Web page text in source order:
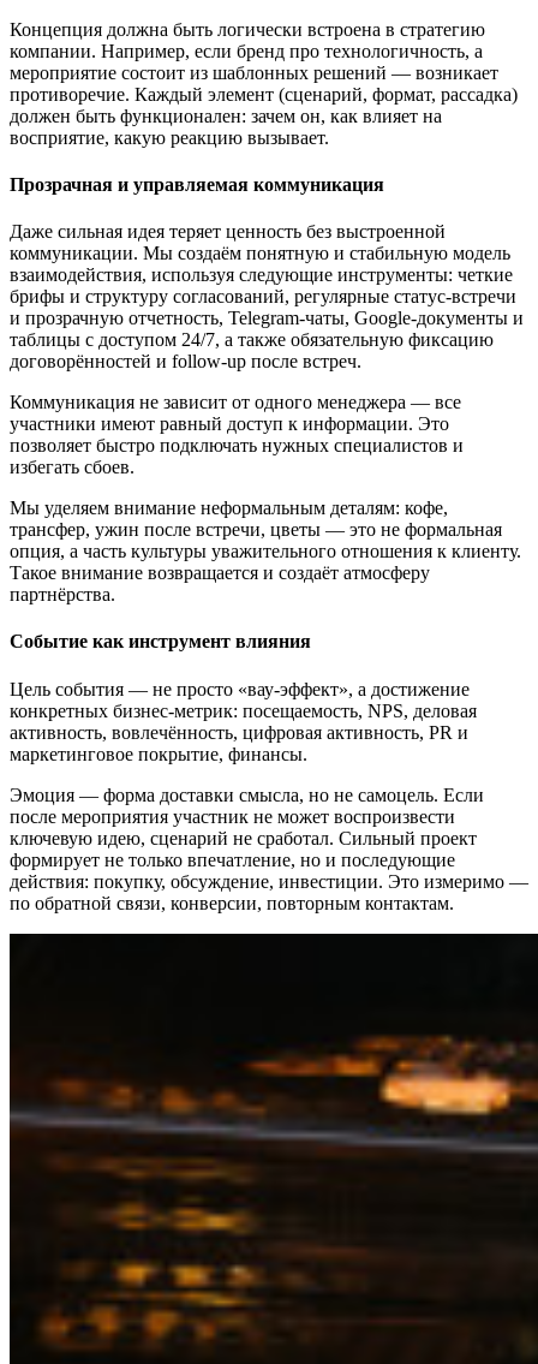
Концепция должна быть логически встроена в стратегию
компании. Например, если бренд про технологичность, а
мероприятие состоит из шаблонных решений — возникает
противоречие. Каждый элемент (сценарий, формат, рассадка)
должен быть функционален: зачем он, как влияет на
восприятие, какую реакцию вызывает.
Прозрачная и управляемая коммуникация
Даже сильная идея теряет ценность без выстроенной
коммуникации. Мы создаём понятную и стабильную модель
взаимодействия, используя следующие инструменты: четкие
брифы и структуру согласований, регулярные статус-встречи
и прозрачную отчетность, Telegram-чаты, Google-документы и
таблицы с доступом 24/7, а также обязательную фиксацию
договорённостей и follow-up после встреч.
Коммуникация не зависит от одного менеджера — все
участники имеют равный доступ к информации. Это
позволяет быстро подключать нужных специалистов и
избегать сбоев.
Мы уделяем внимание неформальным деталям: кофе,
трансфер, ужин после встречи, цветы — это не формальная
опция, а часть культуры уважительного отношения к клиенту.
Такое внимание возвращается и создаёт атмосферу
партнёрства.
Событие как инструмент влияния
Цель события — не просто «вау-эффект», а достижение
конкретных бизнес-метрик: посещаемость, NPS, деловая
активность, вовлечённость, цифровая активность, PR и
маркетинговое покрытие, финансы.
Эмоция — форма доставки смысла, но не самоцель. Если
после мероприятия участник не может воспроизвести
ключевую идею, сценарий не сработал. Сильный проект
формирует не только впечатление, но и последующие
действия: покупку, обсуждение, инвестиции. Это измеримо —
по обратной связи, конверсии, повторным контактам.